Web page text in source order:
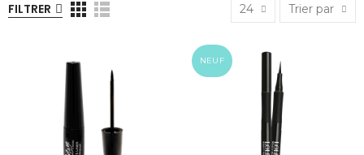
FILTRER 24 Trier par
NEUF